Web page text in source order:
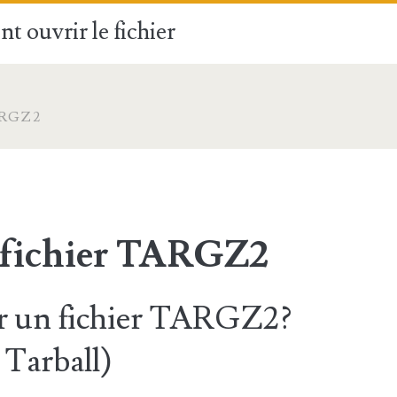
ouvrir le fichier
TARGZ2
un fichier TARGZ2?